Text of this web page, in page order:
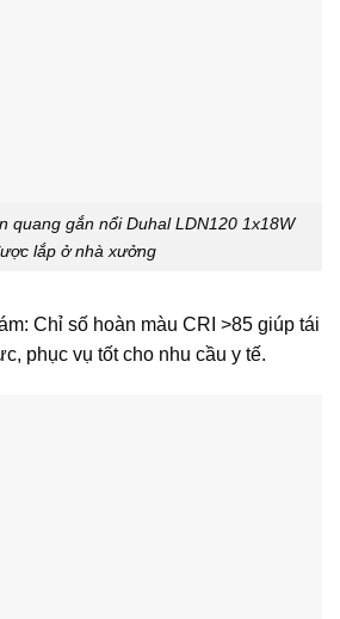
quang gắn nổi Duhal LDN120 1x18W
lắp ở nhà xưởng
Chỉ số hoàn màu CRI >85 giúp tái
phục vụ tốt cho nhu cầu y tế.